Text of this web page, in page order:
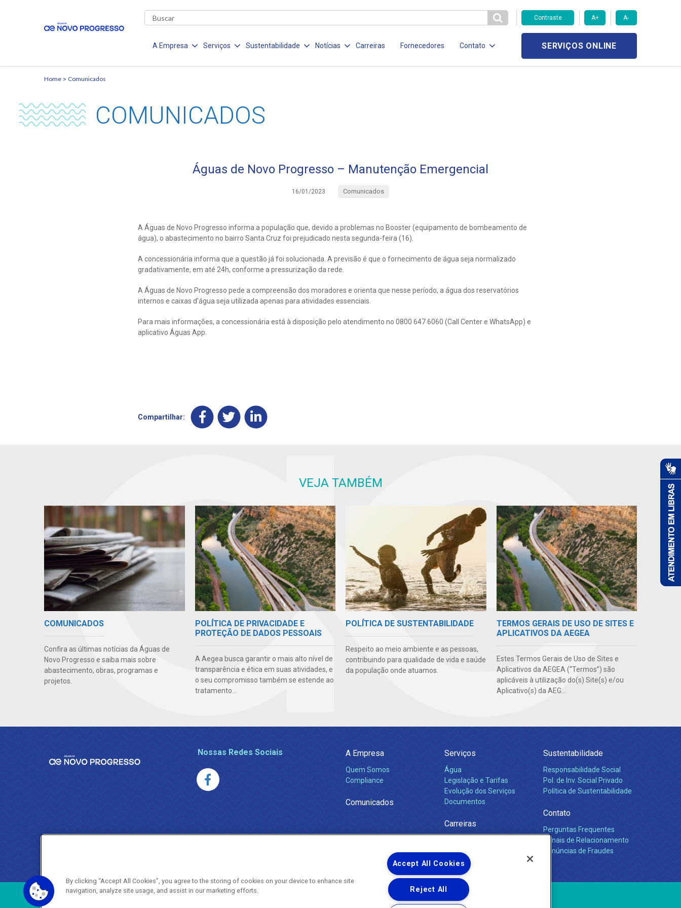
Contraste A+ A-
A Empresa Serviços Sustentabilidade Notícias Carreiras Fornecedores Contato SERVIÇOS ONLINE
Home Comunicados
COMUNICADOS
Águas de Novo Progresso – Manutenção Emergencial
16/01/2023 Comunicados
A Águas de Novo Progresso informa a população que, devido a problemas no Booster (equipamento de bombeamento de
água), o abastecimento no bairro Santa Cruz foi prejudicado nesta segunda-feira (16).
A concessionária informa que a questão já foi solucionada. A previsão é que o fornecimento de água seja normalizado
gradativamente, em até 24h, conforme a pressurização da rede.
A Águas de Novo Progresso pede a compreensão dos moradores e orienta que nesse período, a água dos reservatórios
internos e caixas d’água seja utilizada apenas para atividades essenciais.
Para mais informações, a concessionária está à disposição pelo atendimento no 0800 647 6060 (Call Center e WhatsApp) e
aplicativo Águas App.
Compartilhar:
VEJA TAMBÉM
COMUNICADOS
Confira as últimas notícias da Águas de
Novo Progresso e saiba mais sobre
abastecimento, obras, programas e
projetos.
POLÍTICA DE PRIVACIDADE E
PROTEÇÃO DE DADOS PESSOAIS
A Aegea busca garantir o mais alto nível de
transparência e ética em suas atividades, e
o seu compromisso também se estende ao
tratamento...
POLÍTICA DE SUSTENTABILIDADE
Respeito ao meio ambiente e as pessoas,
contribuindo para qualidade de vida e saúde
da população onde atuamos.
TERMOS GERAIS DE USO DE SITES E
APLICATIVOS DA AEGEA
Estes Termos Gerais de Uso de Sites e
Aplicativos da AEGEA (“Termos”) são
aplicáveis à utilização do(s) Site(s) e/ou
Aplicativo(s) da AEG...
Nossas Redes Sociais A Empresa
Quem Somos
Compliance
Comunicados
Serviços
Água
Legislação e Tarifas
Evolução dos Serviços
Documentos
Carreiras
Sustentabilidade
Responsabilidade Social
Pol. de Inv. Social Privado
Política de Sustentabilidade
Contato
Perguntas Frequentes
Canais de Relacionamento
Denúncias de Fraudes
Copyright ® 2026 - Todos os Direitos Reservados.
By clicking “Accept All Cookies”, you agree to the storing of cookies on your device to enhance site
navigation, analyze site usage, and assist in our marketing efforts.
Accept All Cookies
Reject All